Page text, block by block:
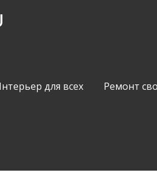
для всех Ремонт